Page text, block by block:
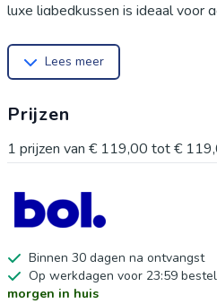
luxe ligbedkussen is ideaal voor
comfortabele ontwerp en de
zonnebed of ligstoel, maar ook
logeermatras of extra matras
is het Alicante tuinmatras een
is verkrijgbaar in meerdere
eenvoudig een uitvoering kunt
uw tuinmeubelen of
Lees meer
Prijzen
1 prijzen van € 119,00 tot€
Binnen 30 dagen na ontvangst
Op werkdagen voor 23:59
morgen in huis